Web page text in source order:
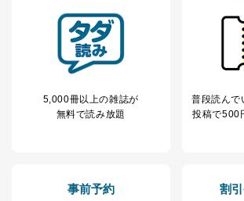
４．開示対象個人情報の「開示」「訂正」
の通知を求められた場合には、遅滞なく
す。ただし、以下①～④のいずれかに該当
利用目的の通知を行なうことはできません
本人又は第三者の生命、身体、財産その他
5,000冊以上の雑誌が
無料で読み放題
普段読んで
投稿で500
事前予約 割